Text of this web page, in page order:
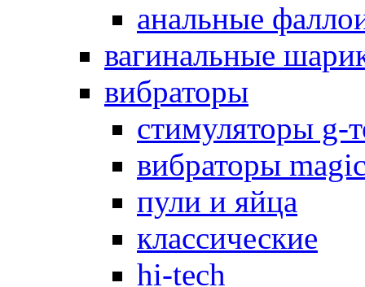
анальные
вагинальные
вибраторы
стимуляторы g-
вибраторы
пули и яйца
классические
hi-tech